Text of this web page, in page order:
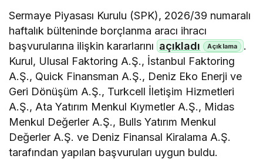
Sermaye Piyasası Kurulu (SPK), 2026/39 numaralı
haftalık bülteninde borçlanma aracı ihracı
başvurularına ilişkin kararlarını açıkladı
.
Kurul, Ulusal Faktoring A.Ş., İstanbul Faktoring
A.Ş., Quick Finansman A.Ş., Deniz Eko Enerji ve
Geri Dönüşüm A.Ş., Turkcell İletişim Hizmetleri
A.Ş., Ata Yatırım Menkul Kıymetler A.Ş., Midas
Menkul Değerler A.Ş., Bulls Yatırım Menkul
Değerler A.Ş. ve Deniz Finansal Kiralama A.Ş.
tarafından yapılan başvuruları uygun buldu.